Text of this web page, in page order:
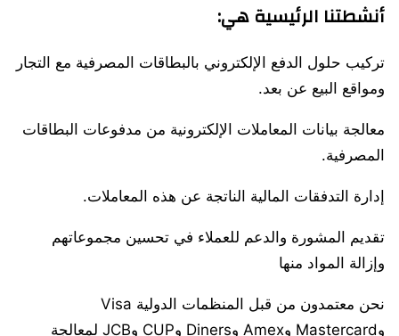
أنشطتنا الرئيسية هي:
تركيب حلول الدفع الإلكتروني بالبطاقات المصرفية مع التجار
ومواقع البيع عن بعد.
معالجة بيانات المعاملات الإلكترونية من مدفوعات البطاقات
المصرفية.
إدارة التدفقات المالية الناتجة عن هذه المعاملات.
تقديم المشورة والدعم للعملاء في تحسين مجموعاتهم
وإزالة المواد منها
نحن معتمدون من قبل المنظمات الدولية Visa
وMastercard وAmex وDiners وCUP وJCB لمعالجة